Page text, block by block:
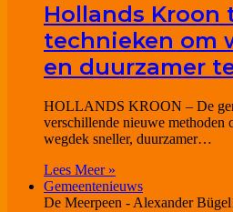
Hollands Kroon
technieken om
en duurzamer
HOLLANDS KROON – De
verschillende nieuwe methoden
wegdek sneller, duurzamer…
Lees Meer »
Gemeentenieuws
De Meerpeen - Alexander Bügel